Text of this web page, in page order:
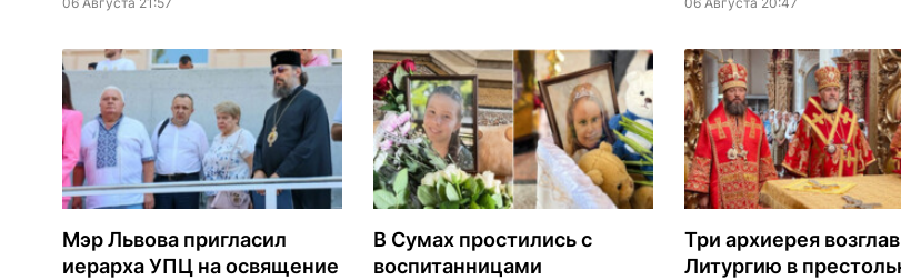
Мэр Львова пригласил
иерарха УПЦ на освящение
В Сумах простились с
воспитанницами
Три архиерея
Литургию в